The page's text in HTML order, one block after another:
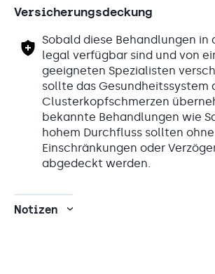
Versicherungsdeckung
Sobald diese Behandlungen in
legal verfügbar sind und von
geeigneten Spezialisten
sollte das Gesundheitssystem
Clusterkopfschmerzen
bekannte Behandlungen wie
hohem Durchfluss sollten ohne
Einschränkungen oder
abgedeckt werden.
Notizen ›